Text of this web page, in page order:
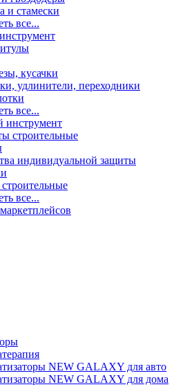
и стамески
все...
кусачки
удлинители, переходники
все...
инструмент
строительные
индивидуальной защиты
все...
NEW GALAXY для авто
NEW GALAXY для дома